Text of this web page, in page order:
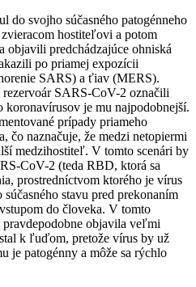
do svojho súčasného patogénneho
hostiteľovi a potom
objavili predchádzajúce ohniská
po priamej expozícii
SARS) a ťiav (MERS).
SARS-CoV-2 označili
koronavírusov je mu najpodobnejší.
prípady priameho
čo naznačuje, že medzi netopiermi
medzihostiteľ. V tomto scenári by
CoV-2 (teda RBD, ktorá sa
prostredníctvom ktorého je vírus
stavu pred prekonaním
do človeka. V tomto
pravdepodobne objavila veľmi
k ľuďom, pretože vírus by už
je patogénny a môže sa rýchlo